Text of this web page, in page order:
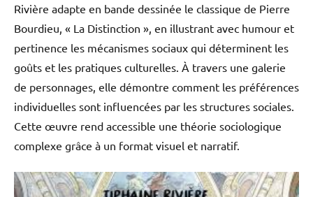
Rivière adapte en bande dessinée le classique de Pierre
Bourdieu, « La Distinction », en illustrant avec humour et
pertinence les mécanismes sociaux qui déterminent les
goûts et les pratiques culturelles. À travers une galerie
de personnages, elle démontre comment les préférences
individuelles sont influencées par les structures sociales.
Cette œuvre rend accessible une théorie sociologique
complexe grâce à un format visuel et narratif.